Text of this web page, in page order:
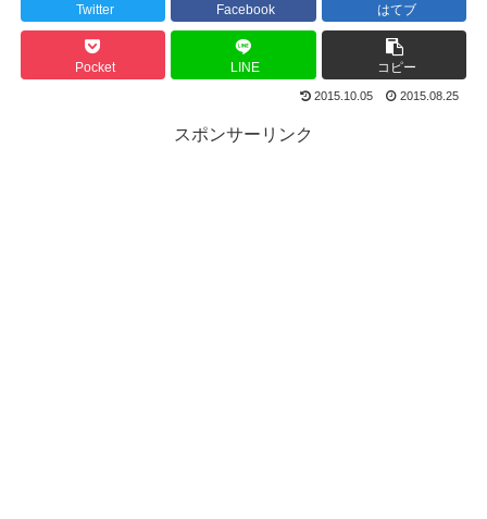
Twitter Facebook はてブ
Pocket LINE コピー
2015.10.05 2015.08.25
スポンサーリンク